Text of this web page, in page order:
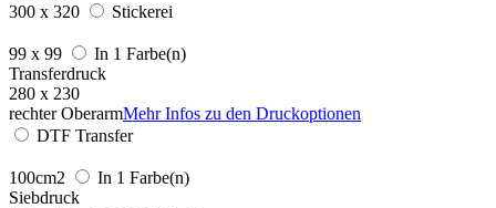
300 x 320
Stickerei
99 x 99
In 1 Farbe(n)
Transferdruck
280 x 230
rechter OberarmMehr Infos zu den Druckoptionen
DTF Transfer
100cm2
In 1 Farbe(n)
Siebdruck